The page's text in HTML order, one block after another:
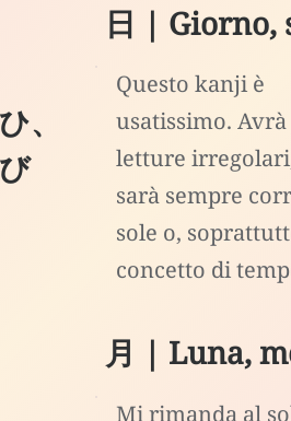
、
日 | Giorno,
Questo kanji è
usatissimo.
letture
sarà sempre
sole o,
concetto di
月 | Luna,
Mi rimanda al